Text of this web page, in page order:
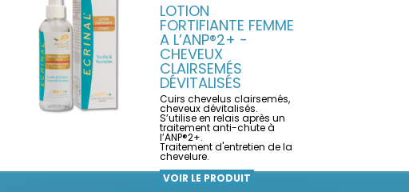
LOTION
FORTIFIANTE FEMME
A L’ANP®2+ -
CHEVEUX
CLAIRSEMÉS
DÉVITALISÉS
Cuirs chevelus clairsemés,
cheveux dévitalisés.
S’utilise en relais après un
traitement anti-chute à
l’ANP®2+.
Traitement d'entretien de la
chevelure.
VOIR LE PRODUIT